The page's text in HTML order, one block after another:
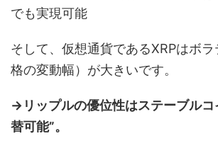
でも実現可能
そして、仮想通貨であるXRPはボ
格の変動幅）が大きいです。
→リップルの優位性はステーブルコ
替可能”。